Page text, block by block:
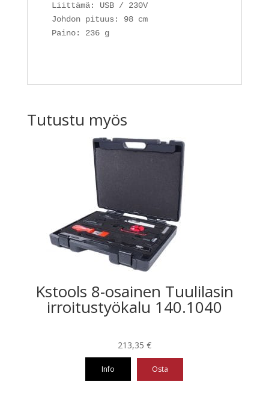
Liittämä: USB / 230V
Johdon pituus: 98 cm
Paino: 236 g
Tutustu myös
Kstools 8-osainen Tuulilasin
irroitustyökalu 140.1040
213,35 €
Info Osta